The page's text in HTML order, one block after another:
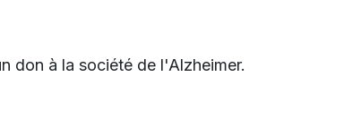
don à la société de l'Alzheimer.